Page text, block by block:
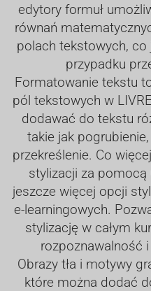
edytory formuł
równań
polach tekstowych,
przypadku
Formatowanie tekstu
pól tekstowych w
dodawać do tekstu
takie jak
przekreślenie. Co
stylizacji za pomocą
jeszcze więcej opcji
e-learningowych.
stylizację w całym
rozpoznawalność
Obrazy tła i motywy
które można dodać